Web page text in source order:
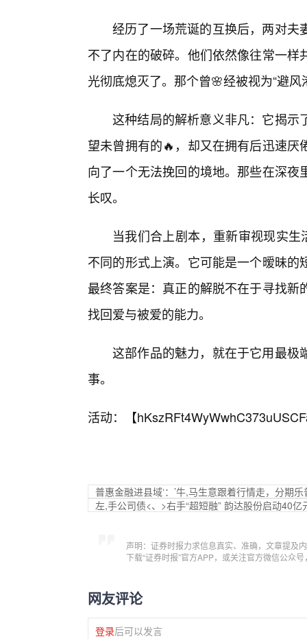
经历了一场荒诞的互换后，两对夫
不了内在的破碎。他们依然像往常一
光彻底熄灭了。那个曾🌸经被视为“避
这种结局的解析意义非凡：它揭示
望未曾拥有的🔥，却又在拥有后迅速
向了一个无法挽回的境地。那些在深
长叹。
当我们合上剧本，重新审视现实
不同的形式上演。它可能是一个暧昧
最终答案是：真正的解脱不在于寻找
找回爱与被爱的能力。
这部作品的魅力，就在于它用最极
事。
活动：【
普惠金融进县域‘：’牛,马生意跟着行情走，分期
左,手公司债<、>右手“超短融” 韵达股份启动40亿
声明：证券时报力求信息真实、准确，文章提及
下载“证券时报”官方APP，或关注官方微信公众
网友评论
登录后可以发言